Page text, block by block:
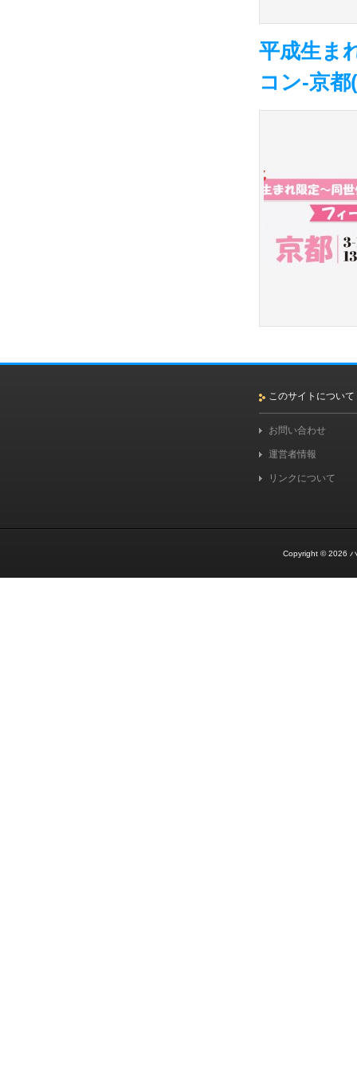
平成生ま
コン-京都
このサイトについて
お問い合わせ
運営者情報
リンクについて
Copyright © 2026